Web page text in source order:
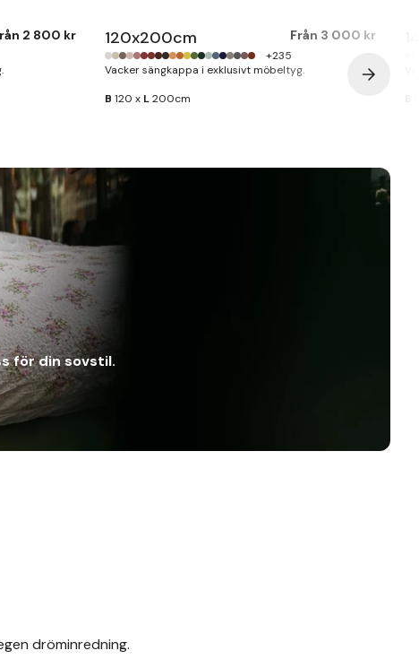
2 800 kr 120x200cm Från 3 000 kr
+235
Vacker sängkappa i exklusivt möbeltyg.
B 120 x L200cm
för din sovstil.
dröminredning.